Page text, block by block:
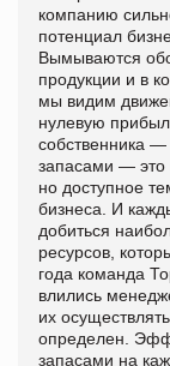
компанию
потенциал
Вымываются
продукции и в
мы видим
нулевую
собственника —
запасами — это
но доступное
бизнеса. И
добиться
ресурсов,
года команда
влились
их
определен.
запасами на